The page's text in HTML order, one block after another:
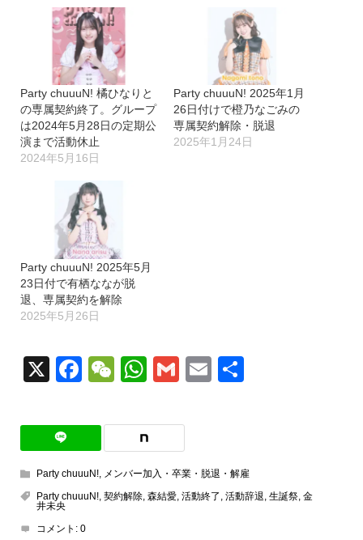
中…
Party chuuuN! 橘ひなりと
の専属契約終了。グループ
は2024年5月28日の定期公
演まで活動休止
2024年5月16日
Party chuuuN! 2025年1月
26日付けで橙乃なごみの
専属契約解除・脱退
2025年1月24日
Party chuuuN! 2025年5月
23日付で有栖ななが脱
退、専属契約を解除
2025年5月26日
X Facebook
WeChat
WhatsApp
GmailEmail
Party chuuuN!, メンバー加入・卒業・脱退・解雇
Party chuuuN!, 契約解除, 森結愛, 活動終了 , 活動辞退, 生誕祭, 金
井未央
コメント: 0